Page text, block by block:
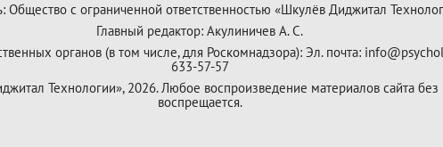
Общество с ограниченной ответственностью «Шкулёв Диджитал
Главный редактор: Акулиничев А. С.
органов (в том числе, для Роскомнадзора): Эл. почта:
633-57-57
Технологии», 2026. Любое воспроизведение материалов сайта
воспрещается.